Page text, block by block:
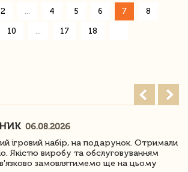
2 4 5 6 7 8
10 17 18
06.08.2026
ігровий набір, на подарунок. Отримали
Якістю виробу та обслуговуванням
замовлятимемо ще на цьому